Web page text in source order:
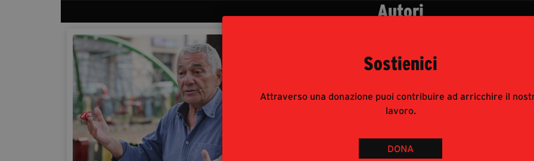
Sostienici
Attraverso una donazione puoi contribuire ad arricchire il
lavoro.
DONA
Autori